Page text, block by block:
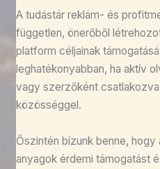
A tudástár reklám- és
független, önerőből
platform céljainak
leghatékonyabban, ha aktív
vagy szerzőként
közösséggel.
Őszintén bízunk benne,
anyagok érdemi támogatást